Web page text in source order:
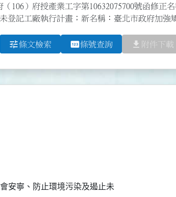
106）府授產業工字第10632075700號函修正
登記工廠執行計畫；新名稱：臺北市政府加強
tune條文檢索 pin條號查詢 file_download 附件下載
安寧、防止環境污染及遏止未